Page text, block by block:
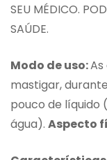
SEU MÉDICO.
SAÚDE.
Modo de uso:
mastigar,
pouco de líquido
água). Aspecto